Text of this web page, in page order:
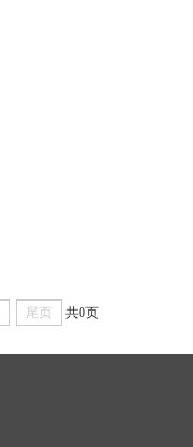
尾页 共0页